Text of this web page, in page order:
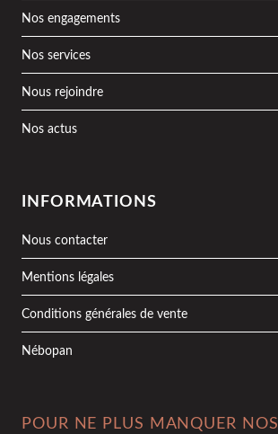
Nos engagements
Nos services
Nous rejoindre
Nos actus
INFORMATIONS
Nous contacter
Mentions légales
Conditions générales de vente
Nébopan
POUR NE PLUS MANQUER NOS